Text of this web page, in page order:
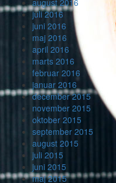
august 2016
juli 2016
juni 2016
maj 2016
april 2016
marts 2016
februar 2016
januar 2016
december 2015
november 2015
oktober 2015
september 2015
august 2015
juli 2015
juni 2015
maj 2015